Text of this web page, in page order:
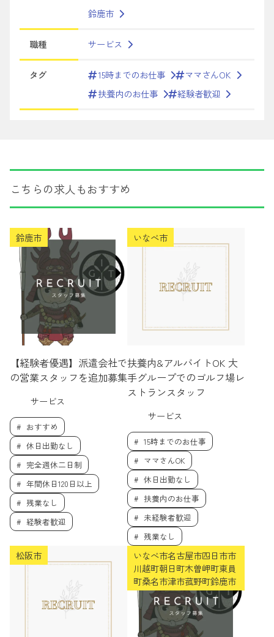
鈴鹿市
職種 サービス
タグ 15時までのお仕事
ママさんOK
扶養内のお仕事
経験者歓迎
こちらの求人もおすすめ
鈴鹿市
【経験者優遇】派遣会社で
の営業スタッフを追加募集
サービス
おすすめ
休日出勤なし
完全週休二日制
年間休日120日以上
残業なし
経験者歓迎
いなべ市
扶養内&アルバイトOK 大
手グループでのゴルフ場レ
ストランスタッフ
サービス
15時までのお仕事
ママさんOK
休日出勤なし
扶養内のお仕事
未経験者歓迎
残業なし
松阪市
いなべ市名古屋市四日市市
川越町朝日町木曽岬町東員
町桑名市津市菰野町鈴鹿市